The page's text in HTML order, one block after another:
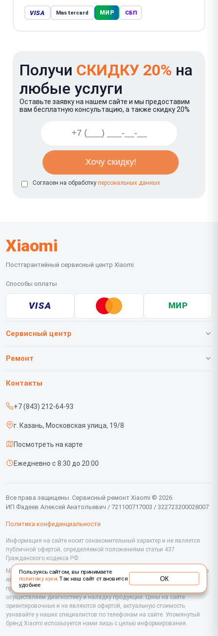
VISA Mastercard МИР СБП
Получи СКИДКУ 20% на
любые услуги
Оставьте заявку на нашем сайте и мы предоставим
вам бесплатную консультацию, а также скидку 20%
Согласен на обработку персональных данных
Xiaomi
Постгарантийный сервисный центр Xiaomi
Способы оплаты
VISA МИР
Сервисный центр
О нашем сервисе
Срочный ремонт
Доставка и способы оплаты
Диагностика
Контакты
Ремонт
Телефонов
Ноутбуков
Роутеров
Холодильников
Сушильных машин
Стиральных машин
Микроволновых печей
Контакты
+7 (843) 212-64-93
г. Казань, Московская улица, 19/8
Посмотреть на карте
Ежедневно с 8:30 до 20:00
Все права защищены. Сервисный ремонт Xiaomi © 2026
ИП Фадеев Алексей Анатольевич / 721100717003 / 322723200028007
Политика конфиденциальности
Информация на сайте носит ознакомительный характер и не является
публичной офертой, определяемой положениями статьи 437
Гражданского кодекса РФ.
Мы специализируемся на обслуживании и ремонте техники Xiaomi, но не
являемся их официальным представителем. Предоставляем
профессиональные услуги после истечения гарантии, а также
осуществляем диагностику и наладку продукции. Цены на сайте
ориентировочные и не являются офертой, актуальную стоимость
узнавайте у наших специалистов по телефонам на сайте. Упомянутый
бренд Xiaomi используется нами лишь с целью информирования.
Пользуясь сайтом, вы принимаете
политику куки. Так наш сайт становится
удобнее
ОК